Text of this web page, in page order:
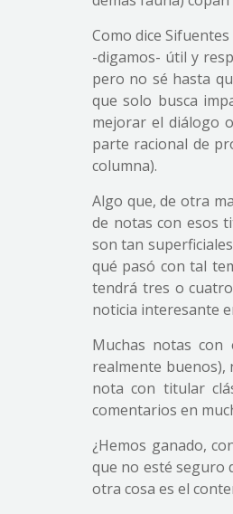
Como dice
-digamos- útil y
pero no sé hasta
que solo busca
mejorar el diálogo
parte racional de
columna).
Algo que, de otra
de notas con esos
son tan
qué pasó con tal
tendrá tres o
noticia interesante
Muchas notas
realmente buenos),
nota con titular
comentarios en
¿Hemos ganado,
que no esté seguro
otra cosa es el